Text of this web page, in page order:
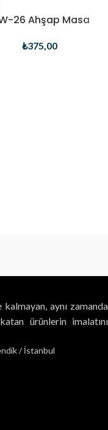
26 Ahşap Masa
₺375,00
aynı zamanda
ürünlerin imalatını
/ İstanbul